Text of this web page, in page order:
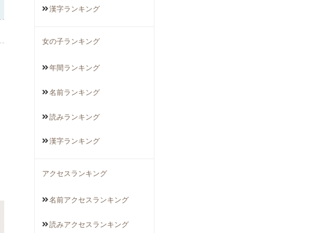
漢字ランキング
女の子ランキング
年間 ランキング
名前ランキング
読みランキング
漢字ランキング
アクセスランキング
名前アクセスランキング
読みアクセスランキング